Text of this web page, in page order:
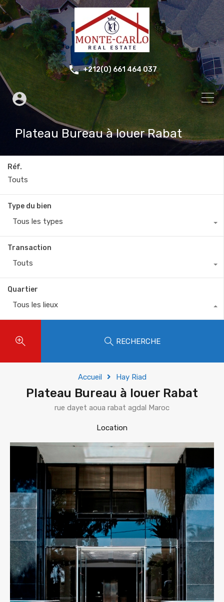
+212(0) 661 464 037
Plateau Bureau à louer Rabat
Réf.
Type du bien
Tous les types
Transaction
Touts
Quartier
Tous les lieux
RECHERCHE
Accueil Hay Riad
Plateau Bureau à louer Rabat
rue dayet aoua rabat agdal Maroc
Location